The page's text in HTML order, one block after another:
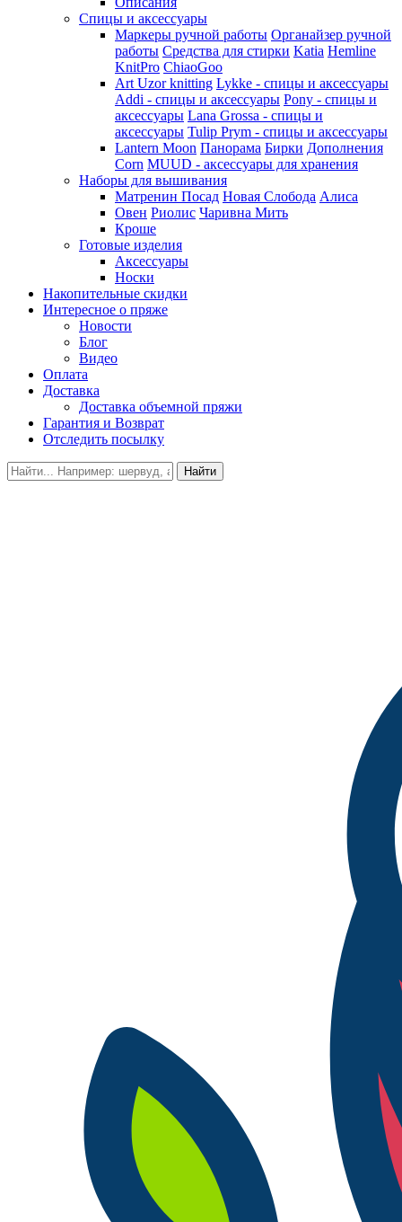
Спицы и аксессуары
Маркеры ручной работы Органайзер ручной
работы Средства для стирки Katia Hemline
KnitPro ChiaoGoo
Art Uzor knitting Lykke - спицы и аксессуары
Addi - спицы и аксессуары Pony - спицы и
аксессуары Lana Grossa - спицы и
аксессуары Tulip Prym - спицы и аксессуары
Lantern Moon Панорама Бирки Дополнения
Corn MUUD - аксессуары для хранения
Наборы для вышивания
Матренин Посад Новая Слобода Алиса
Овен Риолис Чаривна Мить
Кроше
Готовые изделия
Аксессуары
Носки
Накопительные скидки
Интересное о пряже
Новости
Блог
Видео
Оплата
Доставка
Доставка объемной пряжи
Гарантия и Возврат
Отследить посылку
Найти